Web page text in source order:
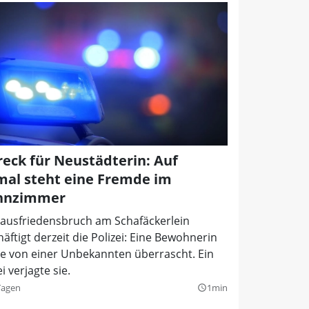
für Neustädterin: Auf
steht eine Fremde im
am Schafäckerlein
derzeit die Polizei: Eine Bewohnerin
von einer Unbekannten überrascht. Ein
verjagte sie.
query_builder1min